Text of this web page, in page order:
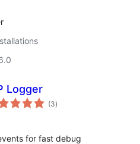
Logger
(3total
ratings
)
for fast debug